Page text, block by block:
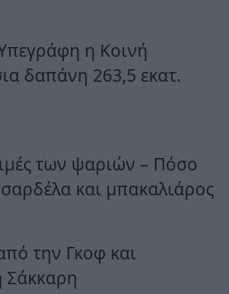
η Κοινή
δαπάνη 263,5 εκατ.
των ψαριών – Πόσο
και μπακαλιάρος
την Γκοφ και
Σάκκαρη